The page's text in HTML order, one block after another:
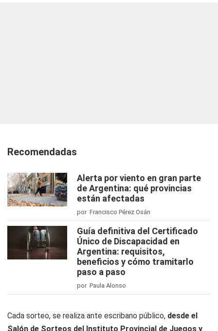
Recomendadas
Alerta por viento en gran parte
de Argentina: qué provincias
están afectadas
por Francisco Pérez Osán
Guía definitiva del Certificado
Único de Discapacidad en
Argentina: requisitos,
beneficios y cómo tramitarlo
paso a paso
por Paula Alonso
Cada sorteo, se realiza ante escribano público, desde el
Salón de Sorteos del Instituto Provincial de Juegos y